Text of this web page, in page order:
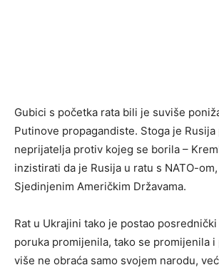
Gubici s početka rata bili je suviše
Putinove propagandiste. Stoga je
neprijatelja protiv kojeg se borila –
inzistirati da je Rusija u ratu s NATO-
Sjedinjenim Američkim Državama.
Rat u Ukrajini tako je postao posrednički
poruka promijenila, tako se promijenila i
više ne obraća samo svojem narodu,